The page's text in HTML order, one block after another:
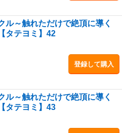
ル～触れただけで絶頂に導く
タテヨミ】42
登録して購入
ル～触れただけで絶頂に導く
タテヨミ】43